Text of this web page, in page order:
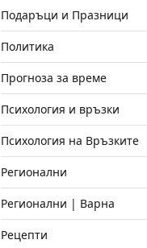
Подаръци и Празници
Политика
Прогноза за време
Психология и връзки
Психология на Връзките
Регионални
Регионални | Варна
Рецепти